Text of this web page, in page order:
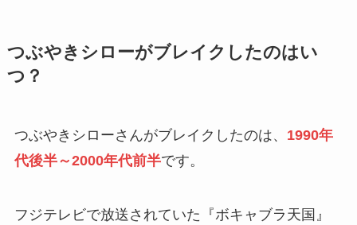
つぶやきシローがブレイクしたのはい
つ？
つぶやきシローさんがブレイクしたのは、 1990年
代後半～2000年代前半です。
フジテレビで放送されていた『ボキャブラ天国』